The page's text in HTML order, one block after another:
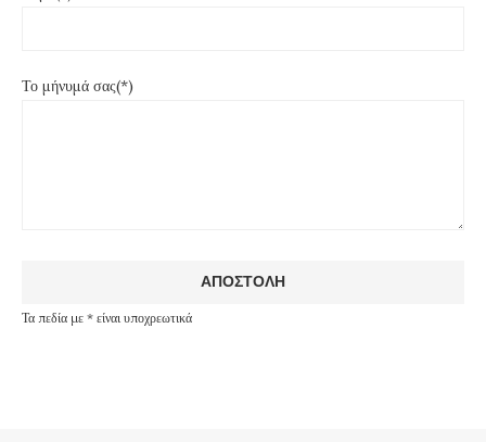
Το μήνυμά σας(*)
Τα πεδία με * είναι υποχρεωτικά